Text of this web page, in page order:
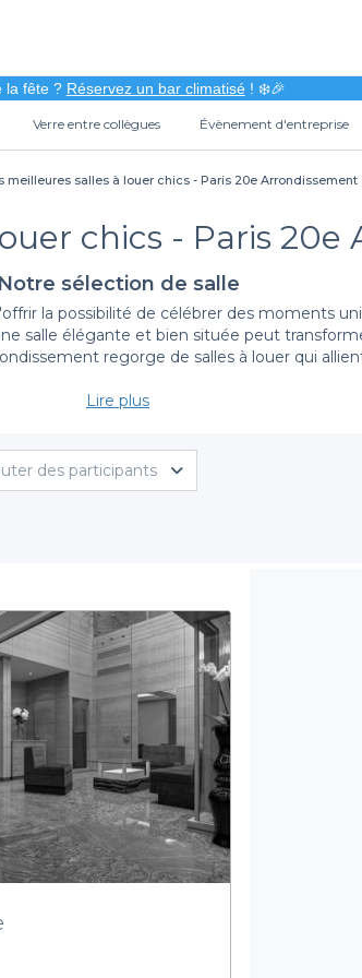
la fête ? Réservez un bar climatisé! ❄️🎉
Verre entre collègues Évènement d'entreprise
meilleures salles à louer chics - Paris 20e Arrondissement
chics - Paris
Notre sélection de salle
la possibilité de célébrer des moments
salle élégante et bien située peut
regorge de salles à louer qui
plateforme vous permet de réserver
Que vous recherchiez un salon
ce qu'il vous faut.Notre mission est de vous
et finaliser votre réservation en quelques
d'une gamme de services et
ainsi que des menus groupe et
nos établissements partenaires
correspondent à tous les goûts et à tous les
? N'attendez plus !
exceptionnel. Avec nous, la réussite de
Lire plus
des participants